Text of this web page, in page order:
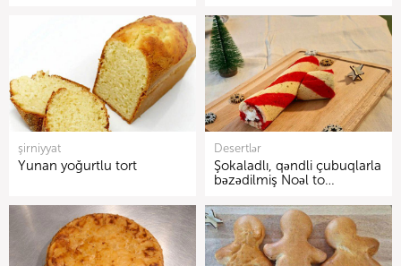
şirniyyat
Yunan yoğurtlu tort
Desertlər
Şokaladlı, qəndli çubuqlarla
bəzədilmiş Noəl to…